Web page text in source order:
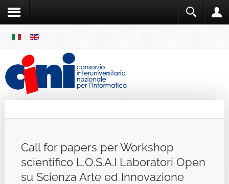
MENU
Call for papers per Workshop
scientifico L.O.S.A.I Laboratori Open
su Scienza Arte ed Innovazione